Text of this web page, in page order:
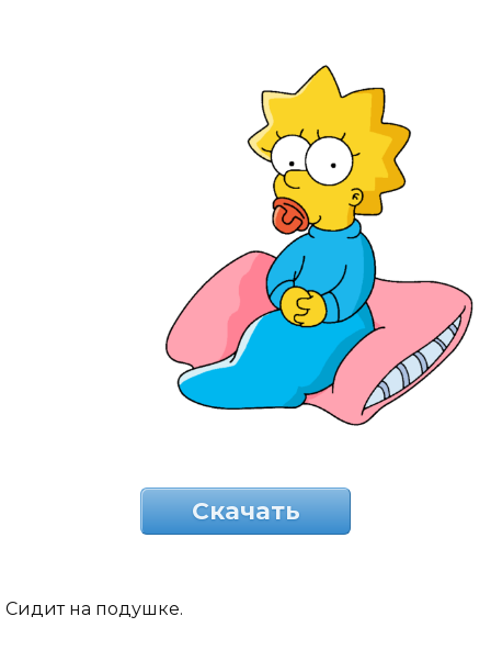
Скачать
Сидит на подушке.